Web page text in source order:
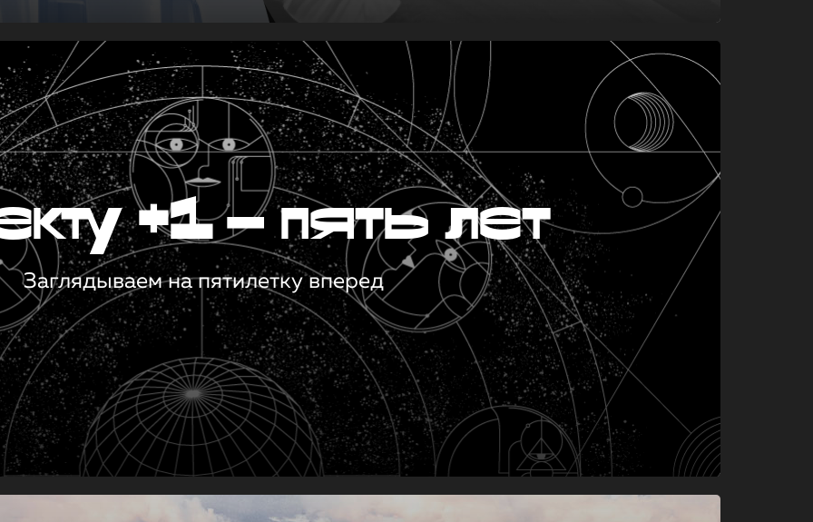
+1 — пять лет
Заглядываем на пятилетку вперед